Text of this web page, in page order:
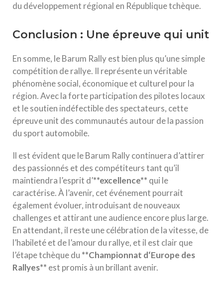
du développement régional en République tchèque.
Conclusion : Une épreuve qui unit
En somme, le Barum Rally est bien plus qu’une simple
compétition de rallye. Il représente un véritable
phénomène social, économique et culturel pour la
région. Avec la forte participation des pilotes locaux
et le soutien indéfectible des spectateurs, cette
épreuve unit des communautés autour de la passion
du sport automobile.
Il est évident que le Barum Rally continuera d’attirer
des passionnés et des compétiteurs tant qu’il
maintiendra l’esprit d’**excellence** qui le
caractérise. À l’avenir, cet événement pourrait
également évoluer, introduisant de nouveaux
challenges et attirant une audience encore plus large.
En attendant, il reste une célébration de la vitesse, de
l’habileté et de l’amour du rallye, et il est clair que
l’étape tchèque du **Championnat d‘Europe des
Rallyes** est promis à un brillant avenir.